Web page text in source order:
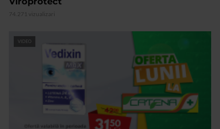
74.271 vizualizari
VIDEO